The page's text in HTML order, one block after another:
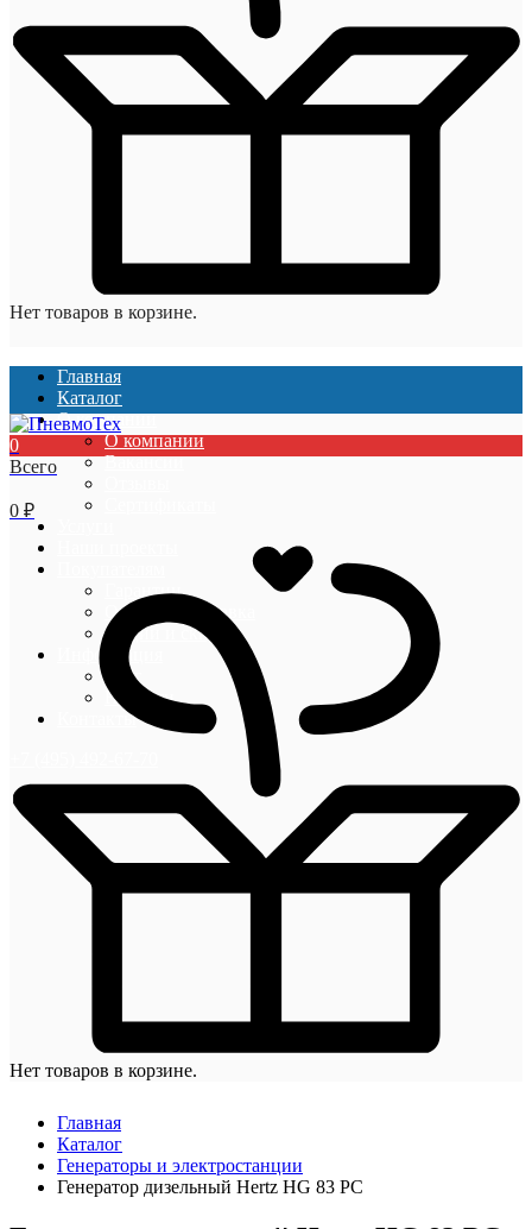
Нет товаров в корзине.
Главная
Каталог
О компании
О компании
Вакансии
Гарантии
Оплата и доставка
Акции и скидки
Информация
Блог
Новости
Контакты
0
Всего
0 ₽
Нет товаров в корзине.
Главная
Каталог
Генераторы и электростанции
Генератор дизельный Hertz HG 83 PC